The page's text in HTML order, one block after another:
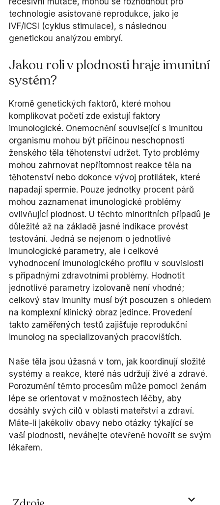
technologie asistované reprodukce, jako je
IVF/ICSI (cyklus stimulace), s následnou
genetickou analýzou embryí.
Jakou roli v plodnosti hraje imunitní
systém?
Kromě genetických faktorů, které mohou
komplikovat početí zde existují faktory
imunologické. Onemocnění související s imunitou
organismu mohou být příčinou neschopnosti
ženského těla těhotenství udržet. Tyto problémy
mohou zahrnovat nepřítomnost reakce těla na
těhotenství nebo dokonce vývoj protilátek, které
napadají spermie. Pouze jednotky procent párů
mohou zaznamenat imunologické problémy
ovlivňující plodnost. U těchto minoritních případů je
důležité až na základě jasné indikace provést
testování. Jedná se nejenom o jednotlivé
imunologické parametry, ale i celkové
vyhodnocení imunologického profilu v souvislosti
s případnými zdravotními problémy. Hodnotit
jednotlivé parametry izolovaně není vhodné;
celkový stav imunity musí být posouzen s ohledem
na komplexní klinický obraz jedince. Provedení
takto zaměřených testů zajišťuje reprodukční
imunolog na specializovaných pracovištích.
Naše těla jsou úžasná v tom, jak koordinují složité
systémy a reakce, které nás udržují živé a zdravé.
Porozumění těmto procesům může pomoci ženám
lépe se orientovat v možnostech léčby, aby
dosáhly svých cílů v oblasti mateřství a zdraví.
Máte-li jakékoliv obavy nebo otázky týkající se
vaší plodnosti, neváhejte otevřeně hovořit se svým
lékařem.